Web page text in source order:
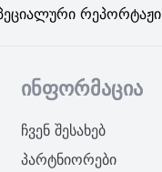
Რეპორტაჟი
ინფორმაცია
ჩვენ შესახებ
პარტნიორები